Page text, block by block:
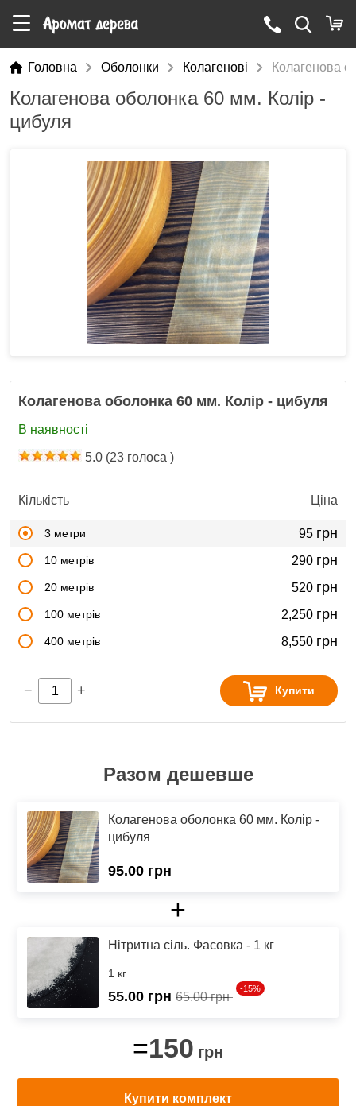
Головна Оболонки Колагенові Колагенова
Колагенова оболонка 60 мм. Колір -
цибуля
Колагенова оболонка 60 мм. Колір - цибуля
В наявності
5.0 (23 голоса )
Кількість Ціна
3 метри 95 грн
10 метрів 290 грн
20 метрів 520 грн
100 метрів 2,250 грн
400 метрів 8,550 грн
− + Купити
Разом дешевше
Колагенова оболонка 60 мм. Колір -
цибуля
95.00 грн
+
Нітритна сіль. Фасовка - 1 кг
1 кг
55.00 грн 65.00 грн
-15%
=150 грн
Купити комплект